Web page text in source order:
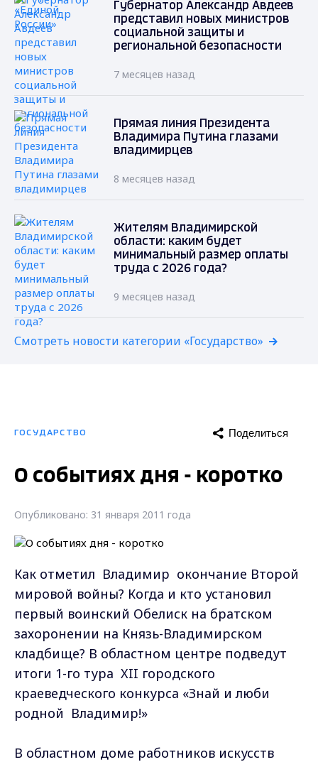
Губернатор Александр Авдеев
представил новых министров
социальной защиты и
региональной безопасности
7 месяцев назад
Прямая линия Президента
Владимира Путина глазами
владимирцев
8 месяцев назад
Жителям Владимирской
области: каким будет
минимальный размер оплаты
труда с 2026 года?
9 месяцев назад
Смотреть новости категории «Государство»
ГОСУДАРСТВО Поделиться
О событиях дня - коротко
Опубликовано: 31 января 2011 года
Как отметил Владимир окончание Второй
мировой войны? Когда и кто установил
первый воинский Обелиск на братском
захоронении на Князь-Владимирском
кладбище? В областном центре подведут
итоги 1-го тура XII городского
краеведческого конкурса «Знай и люби
родной Владимир!»
В областном доме работников искусств